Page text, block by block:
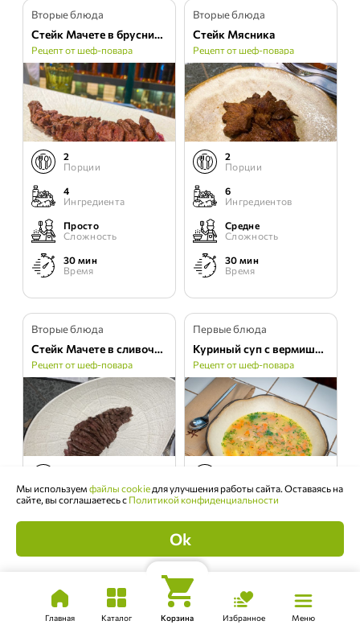
Вторые блюда
Стейк Мачете в брусничном маринаде
Рецепт от шеф-повара
2
Порции
4
Ингредиента
Просто
Сложность
30 мин
Время
Вторые блюда
Стейк Мясника
Рецепт от шеф-повара
2
Порции
6
Ингредиентов
Средне
Сложность
30 мин
Время
Вторые блюда
Стейк Мачете в сливочном маринаде
Рецепт от шеф-повара
9
Первые блюда
Куриный суп с вермишелью
Рецепт от шеф-повара
11
Выбрать дату
Главная Каталог Корзина Избранное Меню
Мы используем файлы cookie для улучшения работы сайта. Оставаясь на
сайте, вы соглашаетесь с Политикой конфиденциальности
Ok